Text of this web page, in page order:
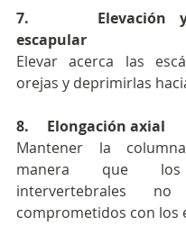
7.     Elevación y
escapular
Elevar acerca las
orejas y deprimirlas
8.     Elongación axial
Mantener la
manera que los
intervertebrales
comprometidos con los